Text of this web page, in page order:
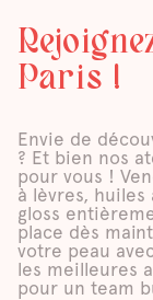
Paris !
Envie de
? Et bien nos
pour vous !
à lèvres,
gloss
place dès
votre peau
les meilleures
pour un team